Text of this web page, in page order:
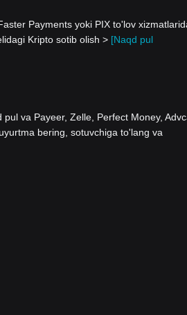
Payments yoki PIX to'lov
Kripto sotib olish > [Naqd pul
va Payeer, Zelle, Perfect Money,
bering, sotuvchiga to'lang va